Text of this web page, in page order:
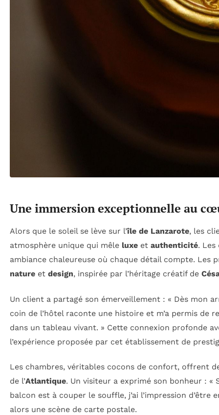
Une immersion exceptionnelle au
Alors que le soleil se lève sur l’île de Lanzarote, les
atmosphère unique qui mêle luxe et authenticité. Les
ambiance chaleureuse où chaque détail compte. Les
nature et design, inspirée par l’héritage créatif de
Un client a partagé son émerveillement : « Dès mon
coin de l’hôtel raconte une histoire et m’a permis de
dans un tableau vivant. » Cette connexion profonde
l’expérience proposée par cet établissement de
Les chambres, véritables cocons de confort, offrent
de l’Atlantique. Un visiteur a exprimé son bonheur : «
balcon est à couper le souffle, j’ai l’impression
alors une scène de carte postale.